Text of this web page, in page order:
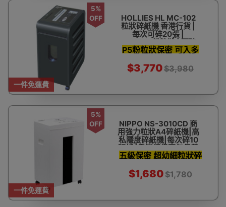
一件免運費
5%
OFF
HOLLIES HL MC-102
粒狀碎紙機 香港行貨 |
每次可碎20張 |
2x10mm粉粒狀 | 可碎
光碟 - 訂購產品
P5粉粒狀保密 可入多
$3,770$3,980
一件免運費
5%
OFF
NIPPO NS-3010CD 商
用強力粒狀A4碎紙機|高
私隱度碎紙機|每次碎10
張紙 |香港行貨兩年保養
- 訂購產品
五級保密 超幼細粒狀碎
$1,680$1,780